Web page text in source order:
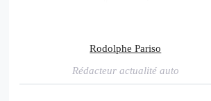
Rodolphe Pariso
Rédacteur actualité auto